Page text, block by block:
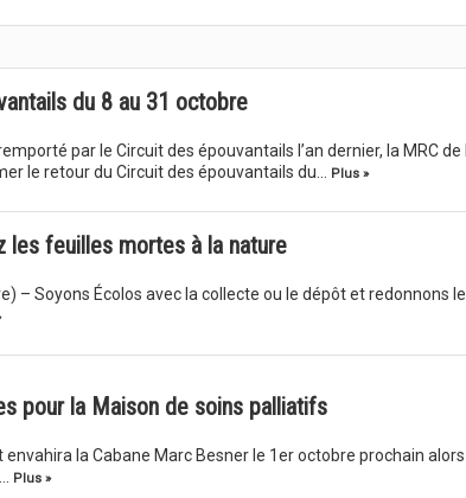
du 8 au 31 octobre
par le Circuit des épouvantails l’an dernier, la MRC
le retour du Circuit des épouvantails du…
Plus »
les feuilles mortes à la nature
– Soyons Écolos avec la collecte ou le dépôt et redonnons
pour la Maison de soins palliatifs
la Cabane Marc Besner le 1er octobre prochain
Plus »